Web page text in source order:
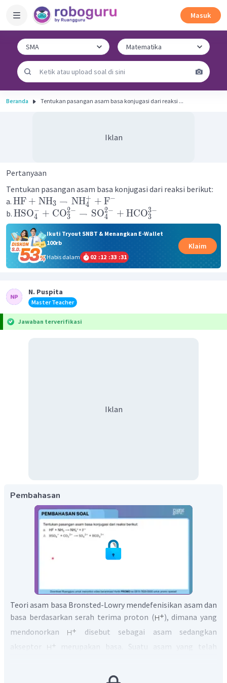
Masuk
Beranda Tentukan pasangan asam basa konjugasi dari reaksi ...
Iklan
Pertanyaan
Tentukan pasangan asam basa konjugasi dari reaksi berikut:
a. HF + NH3 → NH4
+ + F−
b. HSO4
− + CO3
2− → SO4
2− + HCO3
3−
Ikuti Tryout SNBT & Menangkan E-Wallet
100rb
Habis dalam
02 :12 :33 :31
Klaim
N. Puspita
Master Teacher
Jawaban terverifikasi
Iklan
Pembahasan
Teori asam basa Bronsted-Lowry mendefenisikan asam dan
basa berdasarkan serah terima proton (
), dimana yang
mendonorkan
disebut sebagai asam sedangkan
akseptor
merupakan basa. Suatu asam yang telah
basa konjugasi. Sedangkan basa yang telah menerima